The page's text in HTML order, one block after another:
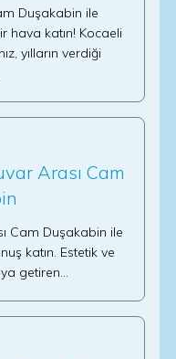
Duşakabin ile
hava katın! Kocaeli
yılların verdiği
Arası Cam
Cam Duşakabin ile
katın. Estetik ve
getiren…